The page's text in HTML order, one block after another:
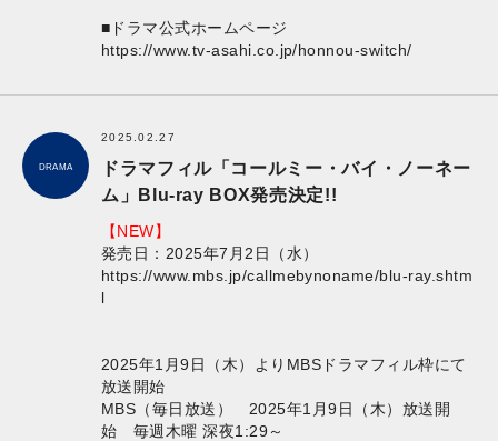
■ドラマ公式ホームページ
https://www.tv-asahi.co.jp/honnou-switch/
DRAMA
2025.02.27
ドラマフィル「コールミー・バイ・ノーネー
ム」Blu-ray BOX発売決定!!
【NEW】
発売日：2025年7月2日（水）
https://www.mbs.jp/callmebynoname/blu-ray.shtm
l
2025年1月9日（木）よりMBSドラマフィル枠にて
放送開始
MBS（毎日放送） 2025年1月9日（木）放送開
始 毎週木曜 深夜1:29～